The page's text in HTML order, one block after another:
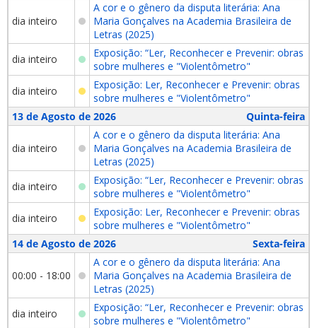
dia inteiro
A cor e o gênero da disputa literária: Ana
Maria Gonçalves na Academia Brasileira de
Letras (2025)
dia inteiro
Exposição: “Ler, Reconhecer e Prevenir: obras
sobre mulheres e "Violentômetro"
dia inteiro
Exposição: Ler, Reconhecer e Prevenir: obras
sobre mulheres e "Violentômetro"
13 de Agosto de 2026
Quinta-feira
dia inteiro
A cor e o gênero da disputa literária: Ana
Maria Gonçalves na Academia Brasileira de
Letras (2025)
dia inteiro
Exposição: “Ler, Reconhecer e Prevenir: obras
sobre mulheres e "Violentômetro"
dia inteiro
Exposição: Ler, Reconhecer e Prevenir: obras
sobre mulheres e "Violentômetro"
14 de Agosto de 2026
Sexta-feira
00:00 - 18:00
A cor e o gênero da disputa literária: Ana
Maria Gonçalves na Academia Brasileira de
Letras (2025)
dia inteiro
Exposição: “Ler, Reconhecer e Prevenir: obras
sobre mulheres e "Violentômetro"